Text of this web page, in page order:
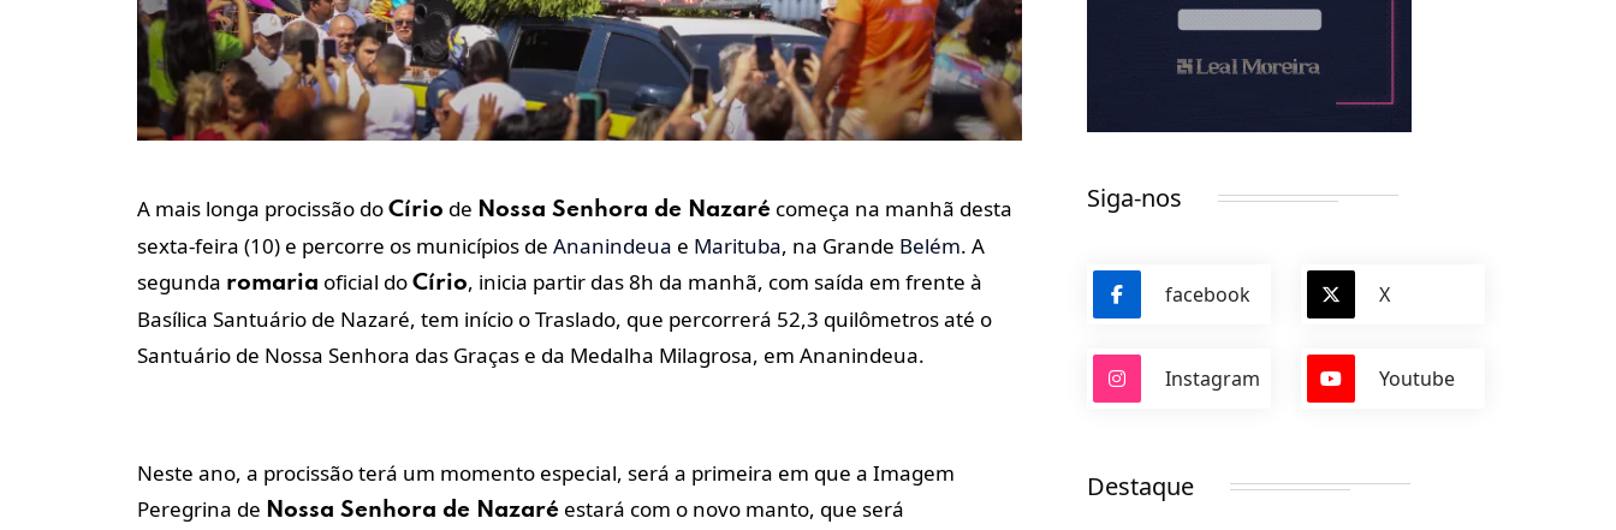
A mais longa procissão do Círio de Nossa Senhora de Nazaré começa na manhã desta
sexta-feira (10) e percorre os municípios de Ananindeua e Marituba, na Grande Belém. A
segunda romaria oficial do Círio, inicia partir das 8h da manhã, com saída em frente à
Basílica Santuário de Nazaré, tem início o Traslado, que percorrerá 52,3 quilômetros até o
Santuário de Nossa Senhora das Graças e da Medalha Milagrosa, em Ananindeua.
Neste ano, a procissão terá um momento especial, será a primeira em que a Imagem
Peregrina de Nossa Senhora de Nazaré estará com o novo manto, que será
Siga-nos
facebook X
Instagram Youtube
Destaque